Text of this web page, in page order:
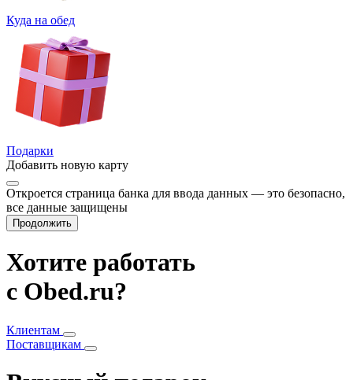
Куда на обед
Подарки
Добавить новую карту
Откроется страница банка для ввода данных — это безопасно,
все данные защищены
Продолжить
Хотите работать
с Obed.ru?
Клиентам
Поставщикам